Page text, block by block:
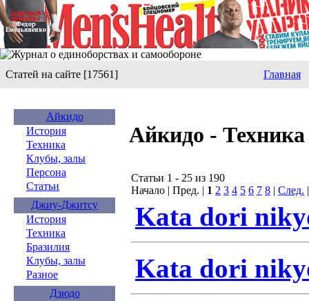
Статей на сайте [17561] Главная
Айкидо
История
Техника
Клубы, залы
Персона
Статьи
Джиу-Джитсу
История
Техника
Бразилия
Клубы, залы
Разное
Дзюдо
Айкидо - Техника
Статьи 1 - 25 из 190
Начало | Пред. | 1 2 3 4 5 6 7 8 | След.
Kata dori
Kata dori